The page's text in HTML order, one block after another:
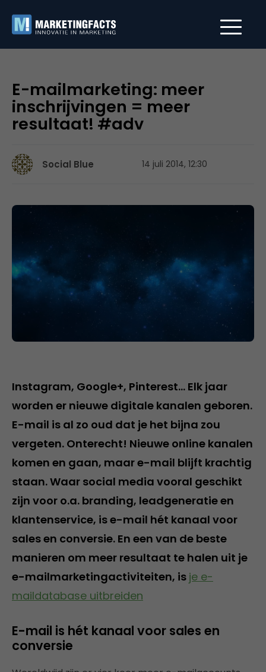
E-mailmarketing: meer
inschrijvingen = meer
resultaat! #adv
Social Blue 14 juli 2014, 12:30
Instagram, Google+, Pinterest… Elk jaar
worden er nieuwe digitale kanalen geboren.
E-mail is al zo oud dat je het bijna zou
vergeten. Onterecht! Nieuwe online kanalen
komen en gaan, maar e-mail blijft krachtig
staan. Waar social media vooral geschikt
zijn voor o.a. branding, leadgeneratie en
klantenservice, is e-mail hét kanaal voor
sales en conversie. En een van de beste
manieren om meer resultaat te halen uit je
e-mailmarketingactiviteiten, is je e-
maildatabase uitbreiden
E-mail is hét kanaal voor sales en
conversie